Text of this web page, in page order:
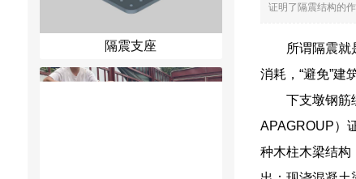
隔震支座
证明了隔震结构的
所谓隔震就
消耗，“避免”建
下支墩钢筋
APAGROUP）
种木柱木梁结构